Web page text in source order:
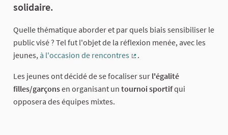
solidaire.
Quelle thématique aborder et par quels biais sensibiliser le
public visé ? Tel fut l'objet de la réflexion menée, avec les
jeunes, à l'occasion de rencontres
.
Les jeunes ont décidé de se focaliser sur l'égalité
filles/garçonsen organisant un tournoi sportifqui
opposera des équipes mixtes.